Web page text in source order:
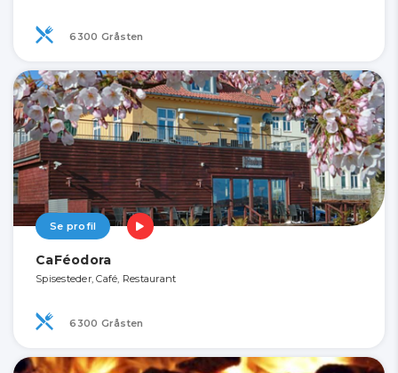
6300 Gråsten
Se profil
CaFéodora
Spisesteder, Café, Restaurant
6300 Gråsten